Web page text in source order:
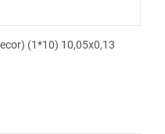
(1*10) 10,05х0,13